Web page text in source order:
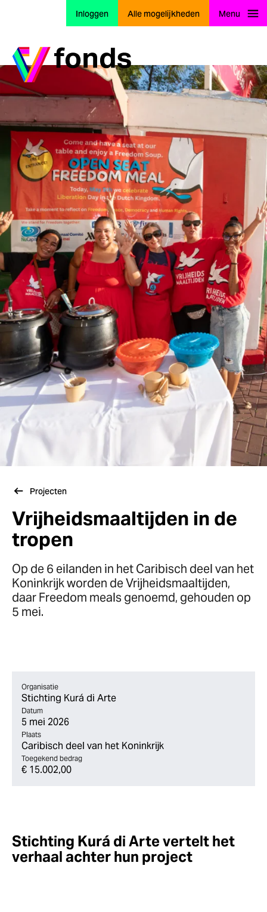
Ga naar home
Inloggen Alle mogelijkheden Menu
Projecten
Vrijheidsmaaltijden in de
tropen
Op de 6 eilanden in het Caribisch deel van het
Koninkrijk worden de Vrijheidsmaaltijden,
daar Freedom meals genoemd, gehouden op
5 mei.
Organisatie
Stichting Kurá di Arte
Datum
5 mei 2026
Plaats
Caribisch deel van het Koninkrijk
Toegekend bedrag
€ 15.002,00
Stichting Kurá di Arte vertelt het
verhaal achter hun project